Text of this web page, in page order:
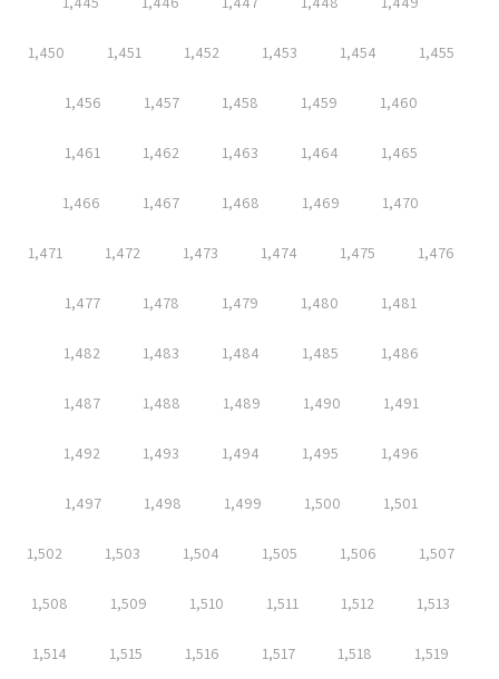
1,450 1,451 1,452 1,453 1,454 1,455
1,456 1,457 1,458 1,459 1,460
1,461 1,462 1,463 1,464 1,465
1,466 1,467 1,468 1,469 1,470
1,471 1,472 1,473 1,474 1,475 1,476
1,477 1,478 1,479 1,480 1,481
1,482 1,483 1,484 1,485 1,486
1,487 1,488 1,489 1,490 1,491
1,492 1,493 1,494 1,495 1,496
1,497 1,498 1,499 1,500 1,501
1,502 1,503 1,504 1,505 1,506 1,507
1,508 1,509 1,510 1,511 1,512 1,513
1,514 1,515 1,516 1,517 1,518 1,519